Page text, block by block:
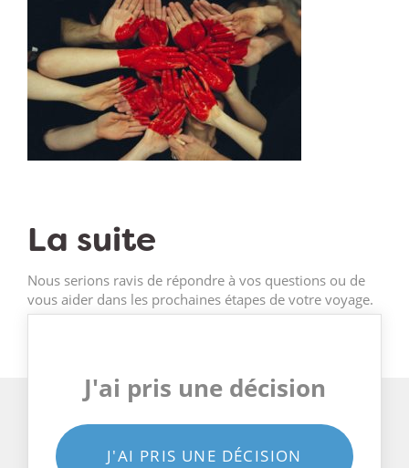
La suite
Nous serions ravis de répondre à vos questions ou de
vous aider dans les prochaines étapes de votre voyage.
J'ai pris une décision
J'AI PRIS UNE DÉCISION